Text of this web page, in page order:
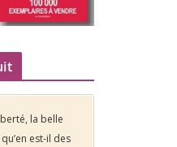
la belle
est-il des